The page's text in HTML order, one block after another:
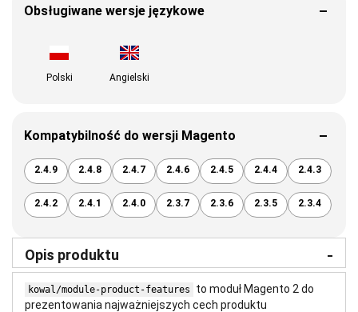
Obsługiwane wersje językowe
Polski Angielski
Kompatybilność do wersji Magento
2.4.9 2.4.8 2.4.7 2.4.6 2.4.5 2.4.4 2.4.3
2.4.2 2.4.1 2.4.0 2.3.7 2.3.6 2.3.5 2.3.4
Opis produktu
kowal/module-product-features
to moduł Magento 2 do
prezentowania najważniejszych cech produktu